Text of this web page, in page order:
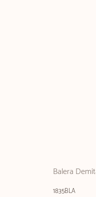
Balera
1835BLA